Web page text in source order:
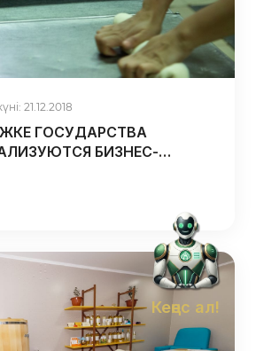
Кеңес ал!
21.12.2018
ГОСУДАРСТВА